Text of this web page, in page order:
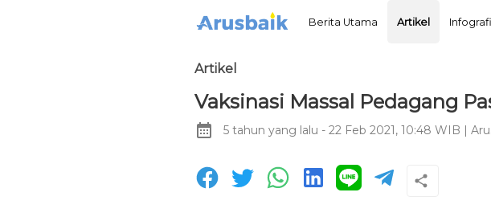
Berita Utama Artikel
Artikel
Vaksinasi Massal Pedagang
5 tahun yang lalu - 22 Feb 2021, 10:48 WIB